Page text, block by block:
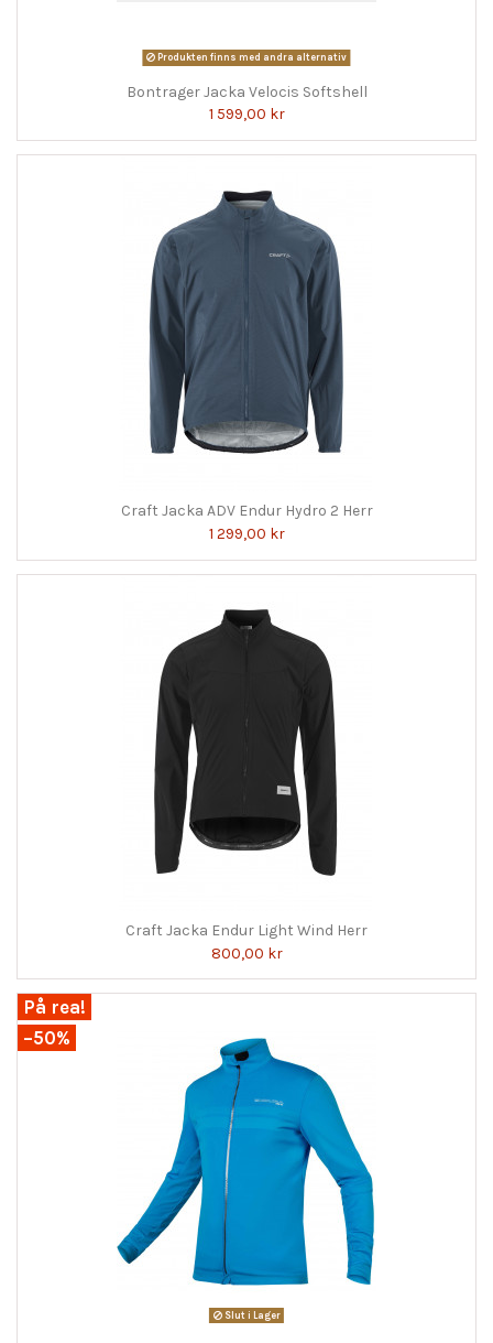
Produkten finns med andra alternativ
Bontrager Jacka Velocis Softshell
1 599,00 kr
Craft Jacka ADV Endur Hydro 2 Herr
1 299,00 kr
Craft Jacka Endur Light Wind Herr
800,00 kr
På rea!
−50%
Slut i Lager